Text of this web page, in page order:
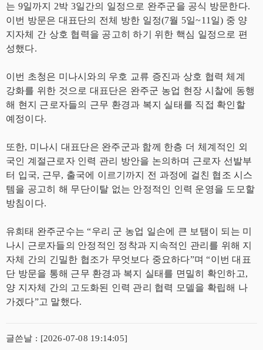
는 9일까지 2박 3일간의 일정으로 완주군을 공식 방문한다.
이번 방문은 대표단의 전체 방한 일정(7월 5일~11일) 중 양
지자체 간 상호 협력을 공고히 하기 위한 핵심 일정으로 편
성했다.
이번 초청은 미나시와의 우호 교류 증진과 상호 협력 체계
강화를 위한 것으로 대표단은 완주군 농업 현장 시찰에 동행
해 현지 근로자들의 근무 환경과 복지 실태를 직접 확인할
예정이다.
또한, 미나시 대표단은 완주군과 함께 한층 더 체계적인 외
국인 계절근로자 인력 관리 방안을 논의하며 근로자 선발부
터 입국, 근무, 출국에 이르기까지 전 과정에 걸친 협조 시스
템을 공고히 해 무단이탈 없는 안정적인 인력 운영을 도모할
방침이다.
유희태 완주군수는 “우리 군 농업 일손에 큰 보탬이 되는 미
나시 근로자들의 안정적인 정착과 지속적인 관리를 위해 지
자체 간의 긴밀한 협조가 무엇보다 중요하다”며 “이번 대표
단 방문을 통해 근무 환경과 복지 실태를 면밀히 확인하고,
양 지자체 간의 고도화된 인력 관리 협력 모델을 확립해 나
가겠다”고 말했다.
글쓴날 : [2026-07-08 19:14:05]